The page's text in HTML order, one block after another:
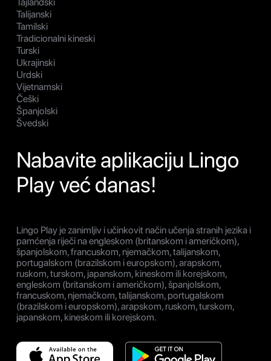
Talijanski
Tamilski
Tradicionalni kineski
Turski
Ukrajinski
Urdski
Vijetnamski
Češki
Španjolski
Švedski
Nabavite aplikaciju Lingo
Play već danas!
Lingo Play je zanimljiv i učinkovit način učenja stranih jezika i
pamćenja riječi na engleskom (britanskom i američkom),
španjolskom, francuskom, njemačkom, talijanskom,
portugalskom (brazilskom i europskom), arapskom,
ruskom, turskom, japanskom, kineskom ili korejskom,
engleskom (britanskom i američkom), španjolskom,
francuskom, njemačkom, talijanskom, portugalskom
(brazilskom i europskom), arapskom, ruskom, turskom,
japanskom, kineskom ili korejskom.